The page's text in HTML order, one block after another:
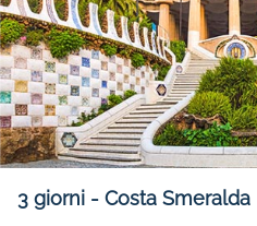
3 giorni - Costa Smeralda